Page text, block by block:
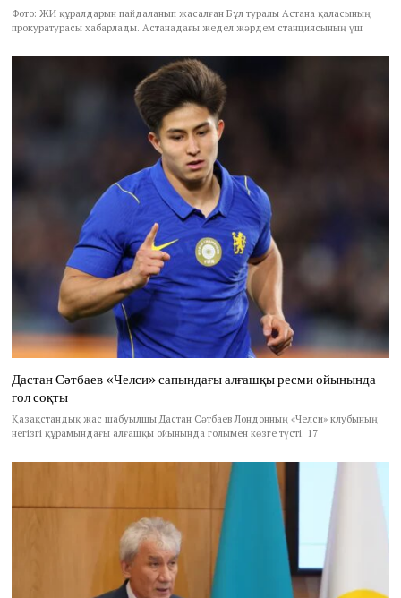
Фото: ЖИ құралдарын пайдаланып жасалған Бұл туралы Астана қаласының
прокуратурасы хабарлады. Астанадағы жедел жәрдем станциясының үш
Дастан Сәтбаев «Челси» сапындағы алғашқы ресми ойынында
гол соқты
Қазақстандық жас шабуылшы Дастан Сәтбаев Лондонның «Челси» клубының
негізгі құрамындағы алғашқы ойынында голымен көзге түсті. 17